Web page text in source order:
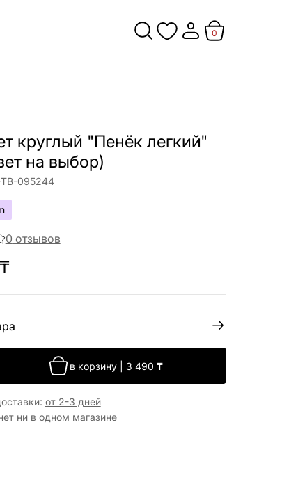
0
круглый "Пенёк легкий"
на выбор)
095244
0 отзывов
₸
в корзину| 3 490 ₸
: от 2-3 дней
ни в одном магазине